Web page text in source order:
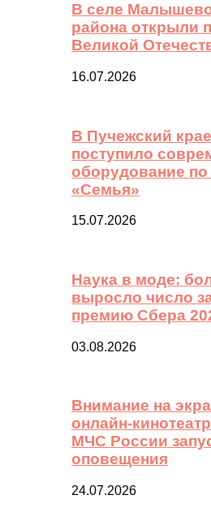
В селе
района открыли
Великой
16.07.2026
В Пучежский
поступило
оборудование по
«Семья»
15.07.2026
Наука в моде:
выросло число
премию Сбера
03.08.2026
Внимание на
онлайн-
МЧС России
оповещения
24.07.2026